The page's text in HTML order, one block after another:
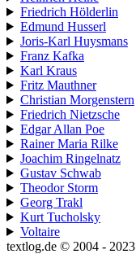
Friedrich Hölderlin
Edmund Husserl
Joris-Karl Huysmans
Franz Kafka
Karl Kraus
Fritz Mauthner
Christian Morgenstern
Friedrich Nietzsche
Edgar Allan Poe
Rainer Maria Rilke
Joachim Ringelnatz
Gustav Schwab
Theodor Storm
Georg Trakl
Kurt Tucholsky
Voltaire
textlog.de © 2004 - 2023